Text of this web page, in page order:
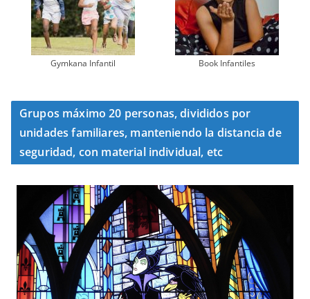
Gymkana Infantil Book Infantiles
Grupos máximo 20 personas, divididos por
unidades familiares, manteniendo la distancia de
seguridad, con material individual, etc